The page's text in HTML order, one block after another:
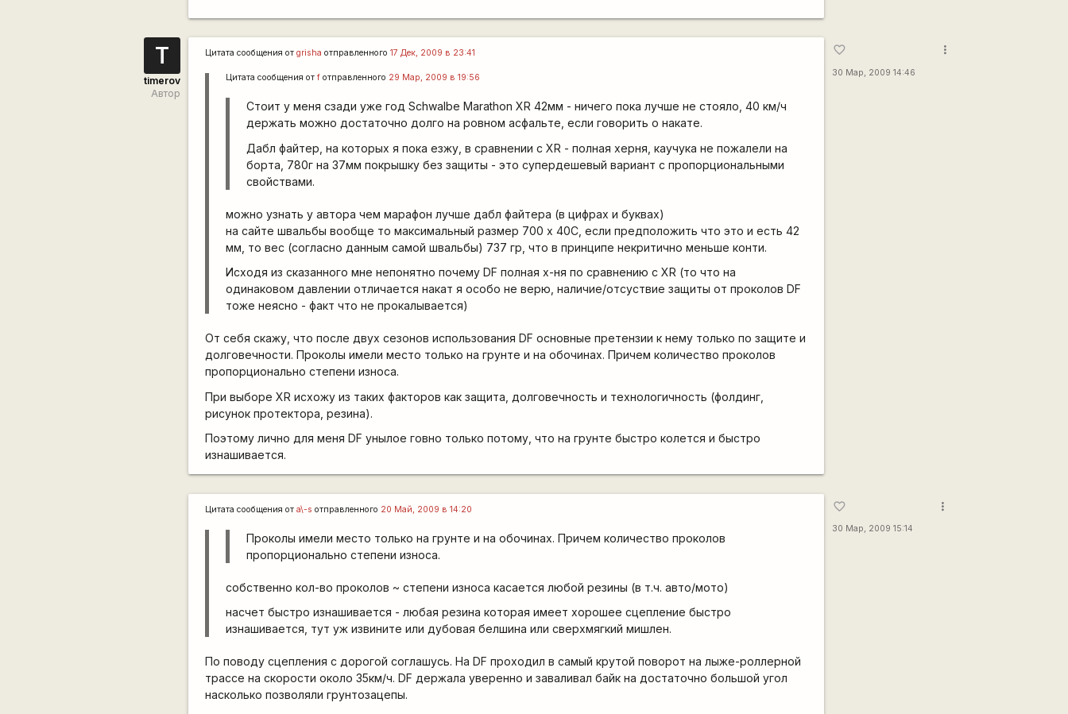
T
timerov
Автор
Цитата сообщения отgrisha отправленного17 Дек, 2009 в 23:41
Цитата сообщения отf отправленного 29 Мар, 2009 в 19:56
Стоит у меня сзади уже год Schwalbe Marathon XR 42мм - ничего пока лучше не стояло, 40 км/ч
держать можно достаточно долго на ровном асфальте, если говорить о накате.
Дабл файтер, на которых я пока езжу, в сравнении с XR - полная херня, каучука не пожалели на
борта, 780г на 37мм покрышку без защиты - это супердешевый вариант с пропорциональными
свойствами.
можно узнать у автора чем марафон лучше дабл файтера (в цифрах и буквах)
на сайте швальбы вообще то максимальный размер 700 x 40C, если предположить что это и есть 42
мм, то вес (согласно данным самой швальбы) 737 гр, что в принципе некритично меньше конти.
Исходя из сказанного мне непонятно почему DF полная х-ня по сравнению с XR (то что на
одинаковом давлении отличается накат я особо не верю, наличие/отсуствие защиты от проколов DF
тоже неясно - факт что не прокалывается)
От себя скажу, что после двух сезонов использования DF основные претензии к нему только по защите и
долговечности. Проколы имели место только на грунте и на обочинах. Причем количество проколов
пропорционально степени износа.
При выборе XR исхожу из таких факторов как защита, долговечность и технологичность (фолдинг,
рисунок протектора, резина).
Поэтому лично для меня DF унылое говно только потому, что на грунте быстро колется и быстро
изнашивается.
favorite_border
30 Мар, 2009 14:46
more_vert
Цитата сообщения отa\-s отправленного 20 Май, 2009 в 14:20
Проколы имели место только на грунте и на обочинах. Причем количество проколов
пропорционально степени износа.
собственно кол-во проколов ~ степени износа касается любой резины (в т.ч. авто/мото)
насчет быстро изнашивается - любая резина которая имеет хорошее сцепление быстро
изнашивается, тут уж извините или дубовая белшина или сверхмягкий мишлен.
По поводу сцепления с дорогой соглашусь. На DF проходил в самый крутой поворот на лыже-роллерной
трассе на скорости около 35км/ч. DF держала уверенно и заваливал байк на достаточно большой угол
насколько позволяли грунтозацепы.
favorite_border
30 Мар, 2009 15:14
more_vert